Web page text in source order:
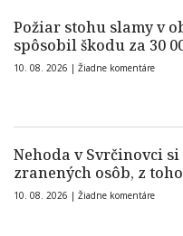
Požiar stohu slamy v
spôsobil škodu za 30
10. 08. 2026 | Žiadne komentáre
Nehoda v Svrčinovci
zranených osôb, z
10. 08. 2026 | Žiadne komentáre